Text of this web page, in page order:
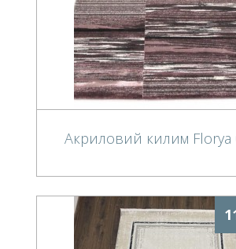
Акриловий килим Florya